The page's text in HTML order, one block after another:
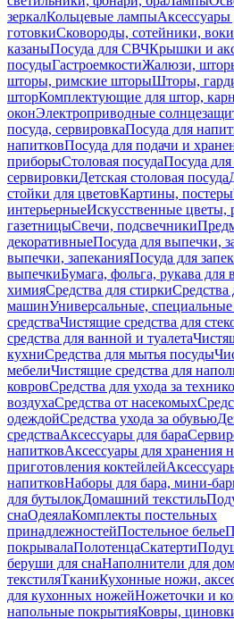
зеркалКольцевые лампы
готовкиСковороды, сотейники, воки
казаныПосуда для СВЧКрышки и
посудыГастроемкостиЖалюзи,
шторы, римские шторыШторы,
шторКомплектующие для штор,
оконЭлектроприводные
посуда, сервировкаПосуда для
напитковПосуда для подачи и
приборыСтоловая посудаПосуда
сервировкиДетская столовая посуда
стойки для цветовКартины, постеры
интерьерныеИскусственные цветы,
газетницыСвечи, подсвечники
декоративныеПосуда для выпечки,
выпечки, запеканияПосуда для
выпечкиБумага, фольга, рукава для
химияСредства для стиркиСредства
машинУниверсальные,
средстваЧистящие средства для
средства для ванной и туалета
кухниСредства для мытья посуды
мебелиЧистящие средства для
ковровСредства для ухода за
воздухаСредства от насекомых
одеждойСредства ухода за обувью
средстваАксессуары для бара
напитковАксессуары для хранения
приготовления коктейлей
напитковНаборы для бара, мини-
для бутылокДомашний текстиль
снаОдеялаКомплекты постельных
принадлежностейПостельное белье
покрывалаПолотенцаСкатерти
беруши для снаНаполнители для
текстиляТканиКухонные ножи,
для кухонных ножейНожеточки и
напольные покрытияКовры,